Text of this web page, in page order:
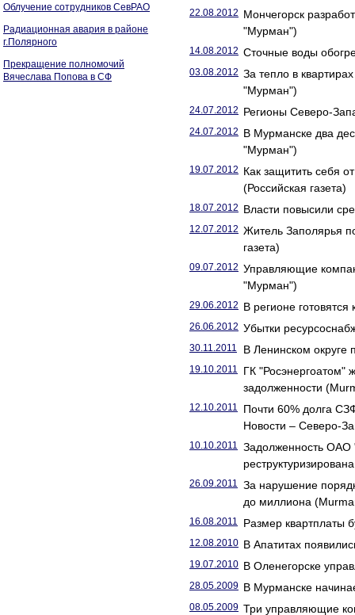
Облучение сотрудников СевРАО
Радиационная авария в районе
г.Полярного
Прекращение полномочий
Вячеслава Попова в СФ
22.08.2012 Мончегорск
"Мурман")
14.08.2012 Сточные воды
03.08.2012 За тепло в
"Мурман")
24.07.2012 Регионы Северо-
24.07.2012 В Мурманске два
"Мурман")
19.07.2012 Как защитить себя
(Российская газета)
18.07.2012 Власти повысили
12.07.2012 Житель Заполярья
газета)
09.07.2012 Управляющие
"Мурман")
29.06.2012 В регионе
26.06.2012 Убытки
30.11.2011 В Ленинском округе
19.10.2011
ГК "Росэнергоатом"
задолженности
12.10.2011
Почти 60% долга
Новости – Северо-
10.10.2011 Задолженность ОАО
26.09.2011 За нарушение
до миллиона
16.08.2011 Размер квартплаты
12.08.2010 В Апатитах
19.07.2010 В Оленегорске
28.05.2009 В Мурманске
08.05.2009 Три управляющие